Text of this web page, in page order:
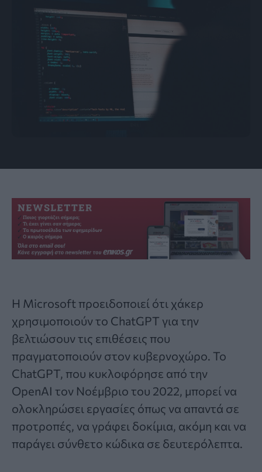
Η Microsoft προειδοποιεί ότι χάκερ
χρησιμοποιούν το ChatGPT για την
βελτιώσουν τις επιθέσεις που
πραγματοποιούν στον κυβερνοχώρο. Το
ChatGPT, που κυκλοφόρησε από την
OpenAI τον Νοέμβριο του 2022, μπορεί να
ολοκληρώσει εργασίες όπως να απαντά σε
προτροπές, να γράφει δοκίμια, ακόμη και να
παράγει σύνθετο κώδικα σε δευτερόλεπτα.